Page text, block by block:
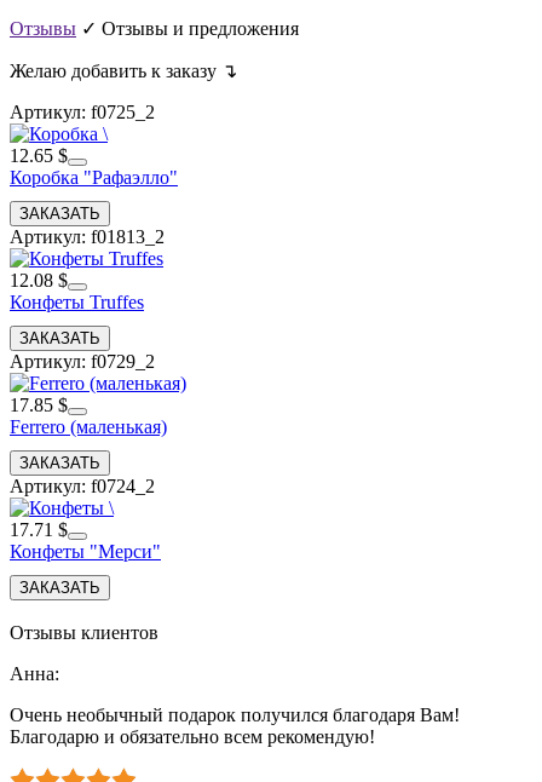
Отзывы ✓ Отзывы и предложения
Желаю добавить к заказу ↴
Артикул: f0725_2
12.65 $
Коробка "Рафаэлло"
Артикул: f01813_2
12.08 $
Конфеты Truffes
Артикул: f0729_2
17.85 $
Ferrero (маленькая)
Артикул: f0724_2
17.71 $
Конфеты "Мерси"
Отзывы клиентов
Анна:
Очень необычный подарок получился благодаря Вам!
Благодарю и обязательно всем рекомендую!